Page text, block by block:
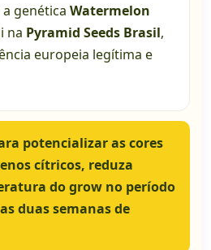
genética Watermelon
na Pyramid Seeds Brasil,
europeia legítima e
potencializar as cores
cítricos, reduza
do grow no período
duas semanas de